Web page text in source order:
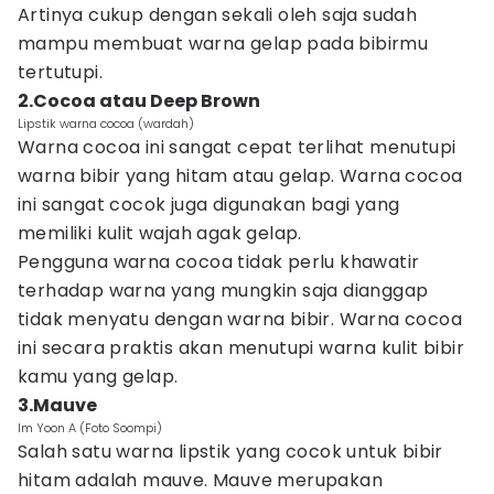
Artinya cukup dengan sekali oleh saja sudah
mampu membuat warna gelap pada bibirmu
tertutupi.
2.Cocoa atau Deep Brown
Lipstik warna cocoa (wardah)
Warna cocoa ini sangat cepat terlihat menutupi
warna bibir yang hitam atau gelap. Warna cocoa
ini sangat cocok juga digunakan bagi yang
memiliki kulit wajah agak gelap.
Pengguna warna cocoa tidak perlu khawatir
terhadap warna yang mungkin saja dianggap
tidak menyatu dengan warna bibir. Warna cocoa
ini secara praktis akan menutupi warna kulit bibir
kamu yang gelap.
3.Mauve
Im Yoon A (Foto Soompi)
Salah satu warna lipstik yang cocok untuk bibir
hitam adalah mauve. Mauve merupakan